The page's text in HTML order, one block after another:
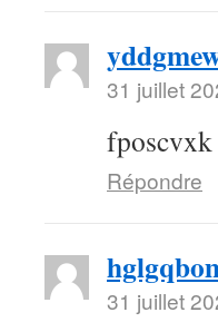
31 juillet
fposcvxk
Répondre
31 juillet